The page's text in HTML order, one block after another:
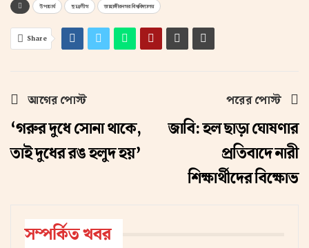
উপাচার্য ছাত্রলীগ জাহাঙ্গীরনগর বিশ্ববিদ্যালয়
Share
আগের পোস্ট
‘গরুর দুধে সোনা থাকে,
তাই দুধের রঙ হলুদ হয়’
পরের পোস্ট
জাবি: হল ছাড়া ঘোষণার
প্রতিবাদে নারী
শিক্ষার্থীদের বিক্ষোভ
সম্পর্কিত খবর